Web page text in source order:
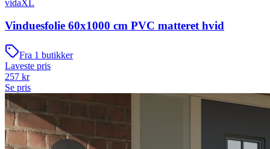
vidaXL
Vinduesfolie 60x1000 cm PVC matteret hvid
Fra 1 butikker
Laveste pris
257 kr
Se pris